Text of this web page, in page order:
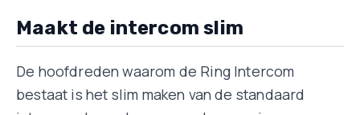
Maakt de intercom slim
De hoofdreden waarom de Ring Intercom
bestaat is het slim maken van de standaard